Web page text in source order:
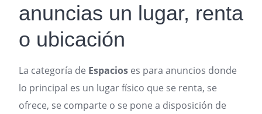
anuncias un lugar, renta
o ubicación
La categoría de Espacios es para anuncios donde
lo principal es un lugar físico que se renta, se
ofrece, se comparte o se pone a disposición de